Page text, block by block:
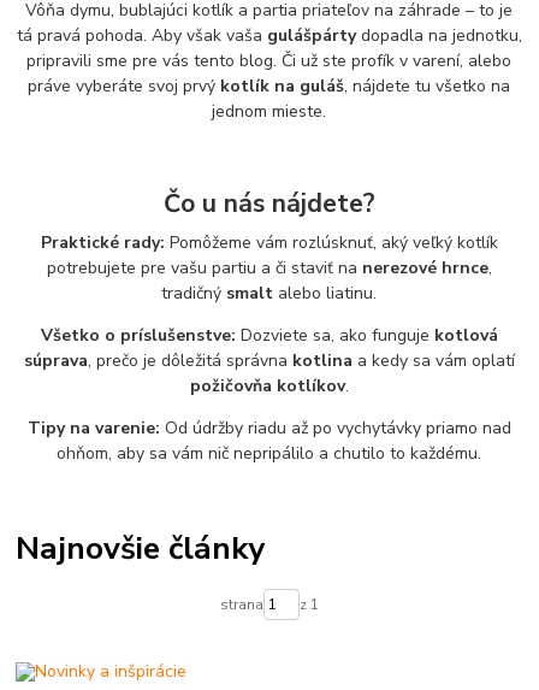
Vôňa dymu, bublajúci kotlík a partia priateľov na záhrade – to je
tá pravá pohoda. Aby však vaša gulášpártydopadla na jednotku,
pripravili sme pre vás tento blog. Či už ste profík v varení, alebo
práve vyberáte svoj prvý kotlík na guláš, nájdete tu všetko na
jednom mieste.
Čo u nás nájdete?
Praktické rady: Pomôžeme vám rozlúsknuť, aký veľký kotlík
potrebujete pre vašu partiu a či staviť na nerezové hrnce,
tradičný smalt alebo liatinu.
Všetko o príslušenstve: Dozviete sa, ako funguje kotlová
súprava, prečo je dôležitá správna kotlina a kedy sa vám oplatí
požičovňa kotlíkov.
Tipy na varenie: Od údržby riadu až po vychytávky priamo nad
ohňom, aby sa vám nič nepripálilo a chutilo to každému.
Najnovšie články
strana z 1